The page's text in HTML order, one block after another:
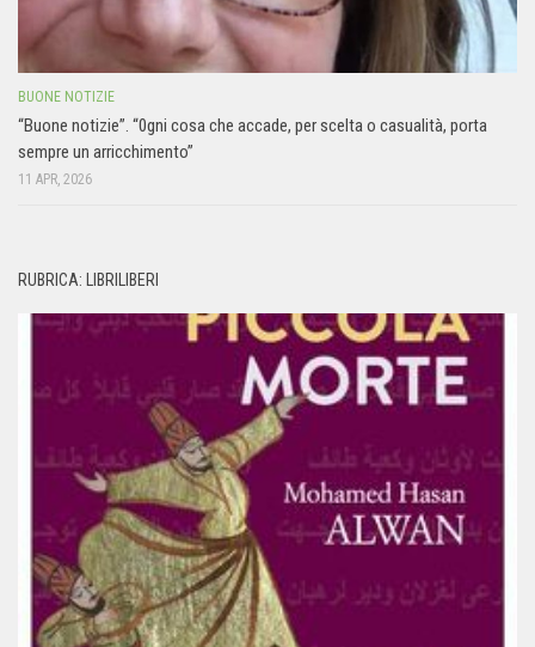
BUONE NOTIZIE
“Buone notizie”. “0gni cosa che accade, per scelta o casualità, porta
sempre un arricchimento”
11 APR, 2026
RUBRICA: LIBRILIBERI